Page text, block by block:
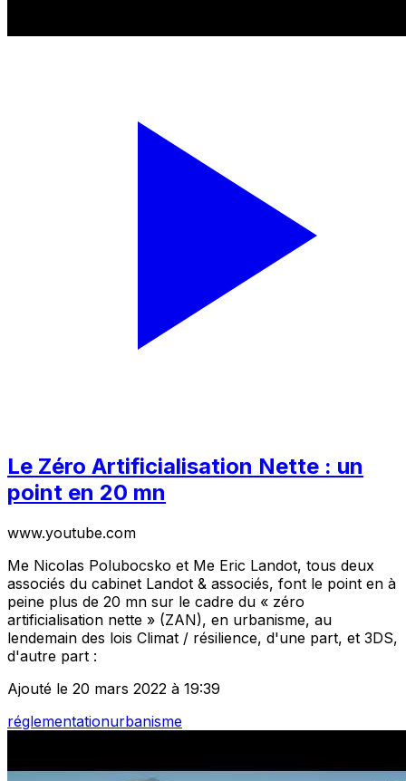
Le Zéro Artificialisation Nette : un
point en 20 mn
www.youtube.com
Me Nicolas Polubocsko et Me Eric Landot, tous deux
associés du cabinet Landot & associés, font le point en à
peine plus de 20 mn sur le cadre du « zéro
artificialisation nette » (ZAN), en urbanisme, au
lendemain des lois Climat / résilience, d'une part, et 3DS,
d'autre part :
Ajouté le 20 mars 2022 à 19:39
réglementationurbanisme